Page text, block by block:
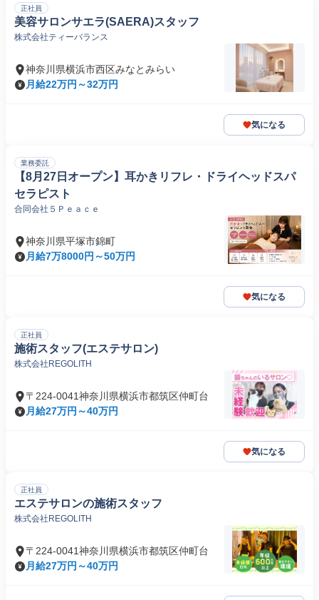
正社員
美容サロンサエラ(SAERA)スタッフ
株式会社ティーバランス
神奈川県横浜市西区みなとみらい
月給22万円～32万円
気になる
業務委託
【8月27日オープン】耳かきリフレ・ドライヘッドスパ
セラピスト
合同会社５Ｐｅａｃｅ
神奈川県平塚市錦町
月給7万8000円～50万円
気になる
正社員
施術スタッフ(エステサロン)
株式会社REGOLITH
〒224-0041神奈川県横浜市都筑区仲町台
月給27万円～40万円
気になる
正社員
エステサロンの施術スタッフ
株式会社REGOLITH
〒224-0041神奈川県横浜市都筑区仲町台
月給27万円～40万円